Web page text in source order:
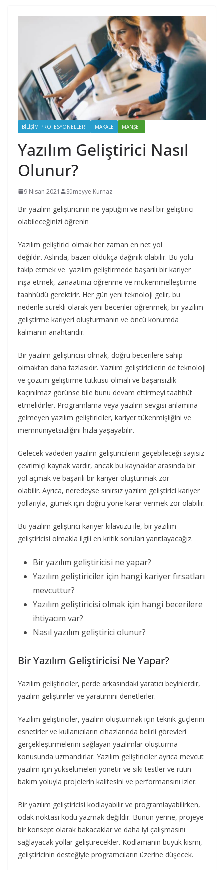
BILIŞIM PROFESYONELLERI MAKALE MANŞET
Yazılım Geliştirici Nasıl
Olunur?
9 Nisan 2021 Sümeyye Kurnaz
Bir yazılım geliştiricinin ne yaptığını ve nasıl bir geliştirici
olabileceğinizi öğrenin
Yazılım geliştirici olmak her zaman en net yol
değildir. Aslında, bazen oldukça dağınık olabilir. Bu yolu
takip etmek ve yazılım geliştirmede başarılı bir kariyer
inşa etmek, zanaatınızı öğrenme ve mükemmelleştirme
taahhüdü gerektirir. Her gün yeni teknoloji gelir, bu
nedenle sürekli olarak yeni beceriler öğrenmek, bir yazılım
geliştirme kariyeri oluşturmanın ve öncü konumda
kalmanın anahtarıdır.
Bir yazılım geliştiricisi olmak, doğru becerilere sahip
olmaktan daha fazlasıdır. Yazılım geliştiricilerin de teknoloji
ve çözüm geliştirme tutkusu olmalı ve başarısızlık
kaçınılmaz görünse bile bunu devam ettirmeyi taahhüt
etmelidirler. Programlama veya yazılım sevgisi anlamına
gelmeyen yazılım geliştiriciler, kariyer tükenmişliğini ve
memnuniyetsizliğini hızla yaşayabilir.
Gelecek vadeden yazılım geliştiricilerin geçebileceği sayısız
çevrimiçi kaynak vardır, ancak bu kaynaklar arasında bir
yol açmak ve başarılı bir kariyer oluşturmak zor
olabilir. Ayrıca, neredeyse sınırsız yazılım geliştirici kariyer
yollarıyla, gitmek için doğru yöne karar vermek zor olabilir.
Bu yazılım geliştirici kariyer kılavuzu ile, bir yazılım
geliştiricisi olmakla ilgili en kritik soruları yanıtlayacağız.
Bir yazılım geliştiricisi ne yapar?
Yazılım geliştiriciler için hangi kariyer fırsatları
mevcuttur?
Yazılım geliştiricisi olmak için hangi becerilere
ihtiyacım var?
Nasıl yazılım geliştirici olunur?
Bir Yazılım Geliştiricisi Ne Yapar?
Yazılım geliştiriciler, perde arkasındaki yaratıcı beyinlerdir,
yazılım geliştirirler ve yaratımını denetlerler.
Yazılım geliştiriciler, yazılım oluşturmak için teknik güçlerini
esnetirler ve kullanıcıların cihazlarında belirli görevleri
gerçekleştirmelerini sağlayan yazılımlar oluşturma
konusunda uzmandırlar. Yazılım geliştiriciler ayrıca mevcut
yazılım için yükseltmeleri yönetir ve sıkı testler ve rutin
bakım yoluyla projelerin kalitesini ve performansını izler.
Bir yazılım geliştiricisi kodlayabilir ve programlayabilirken,
odak noktası kodu yazmak değildir. Bunun yerine, projeye
bir konsept olarak bakacaklar ve daha iyi çalışmasını
sağlayacak yollar geliştirecekler. Kodlamanın büyük kısmı,
geliştiricinin desteğiyle programcıların üzerine düşecek.